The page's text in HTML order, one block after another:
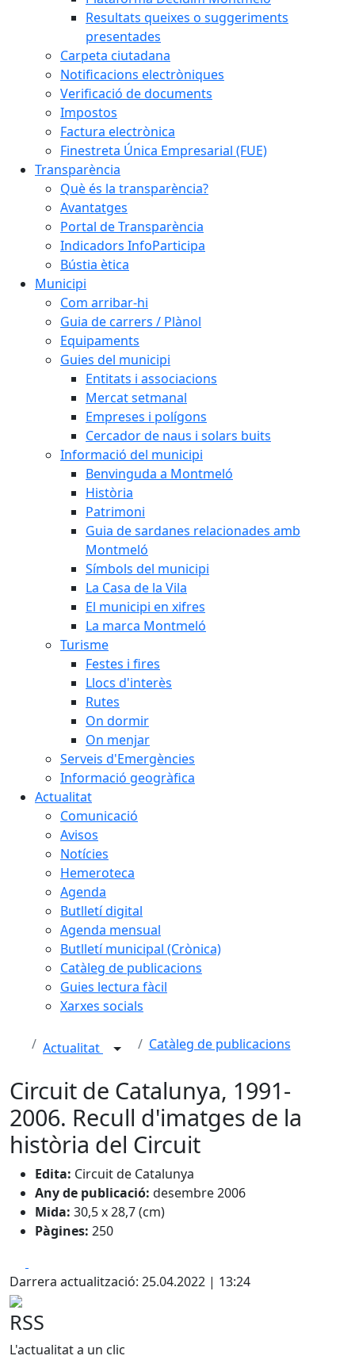
Resultats queixes o suggeriments
presentades
Carpeta ciutadana
Notificacions electròniques
Verificació de documents
Impostos
Factura electrònica
Finestreta Única Empresarial (FUE)
Transparència
Què és la transparència?
Avantatges
Portal de Transparència
Indicadors InfoParticipa
Bústia ètica
Municipi
Com arribar-hi
Guia de carrers / Plànol
Equipaments
Guies del municipi
Entitats i associacions
Mercat setmanal
Empreses i polígons
Cercador de naus i solars buits
Informació del municipi
Benvinguda a Montmeló
Història
Patrimoni
Guia de sardanes relacionades amb
Montmeló
Símbols del municipi
La Casa de la Vila
El municipi en xifres
La marca Montmeló
Turisme
Festes i fires
Llocs d'interès
Rutes
On dormir
On menjar
Serveis d'Emergències
Informació geogràfica
Actualitat
Comunicació
Avisos
Notícies
Hemeroteca
Agenda
Butlletí digital
Agenda mensual
Butlletí municipal (Crònica)
Catàleg de publicacions
Guies lectura fàcil
Xarxes socials
Actualitat Catàleg de publicacions
Circuit de Catalunya, 1991-
2006. Recull d'imatges de la
història del Circuit
Edita: Circuit de Catalunya
Any de publicació: desembre 2006
Mida: 30,5 x 28,7 (cm)
Pàgines: 250
Darrera actualització: 25.04.2022 | 13:24
RSS
L'actualitat a un clic